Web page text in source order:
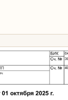
в счете